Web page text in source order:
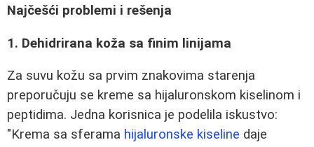
Najčešći problemi i rešenja
1. Dehidrirana koža sa finim linijama
Za suvu kožu sa prvim znakovima starenja
preporučuju se kreme sa hijaluronskom kiselinom i
peptidima. Jedna korisnica je podelila iskustvo:
"Krema sa sferama hijaluronske kiseline daje